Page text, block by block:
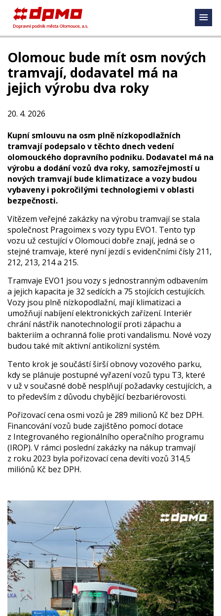
Olomouc bude mít osm nových
tramvají, dodavatel má na
jejich výrobu dva roky
20. 4. 2026
Kupní smlouvu na osm plně nízkopodlažních
tramvají podepsalo v těchto dnech vedení
olomouckého dopravního podniku. Dodavatel má na
výrobu a dodání vozů dva roky, samozřejmostí u
nových tramvají bude klimatizace a vozy budou
vybaveny i pokročilými technologiemi v oblasti
bezpečnosti.
Vítězem veřejné zakázky na výrobu tramvají se stala
společnost Pragoimex s vozy typu EVO1. Tento typ
vozu už cestující v Olomouci dobře znají, jedná se o
stejné tramvaje, které nyní jezdí s evidenčními čísly 211,
212, 213, 214 a 215.
Tramvaje EVO1 jsou vozy s jednostranným odbavením
a jejich kapacita je 32 sedících a 75 stojících cestujících.
Vozy jsou plně nízkopodlažní, mají klimatizaci a
umožňují nabíjení elektronických zařízení. Interiér
chrání nástřik nanotechnologií proti zápachu a
bakteriím a ochranná folie proti vandalismu. Nové vozy
budou také mít aktivní antikolizní systém.
Tento krok je součástí širší obnovy vozového parku,
kdy se plánuje postupné vyřazení vozů typu T3, které
v už v současné době nesplňují požadavky cestujících, a
to především z důvodu chybějící bezbariérovosti.
Pořizovací cena osmi vozů je 289 milionů Kč bez DPH.
Financování vozů bude zajištěno pomocí dotace
z Integrovaného regionálního operačního programu
(IROP). V rámci poslední zakázky na nákup tramvají
z roku 2023 byla pořizovací cena devíti vozů 314,5
miliónů Kč bez DPH.